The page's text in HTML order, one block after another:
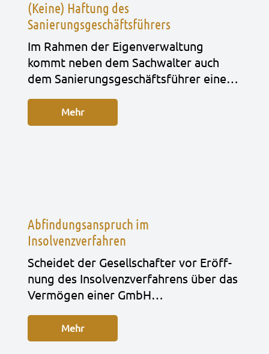
(Keine) Haftung des
Sanierungsgeschäftsführers
Im Rah­men der Eigen­ver­wal­tung
kommt neben dem Sach­wal­ter auch
dem Sanie­rungs­ge­schäfts­füh­rer eine…
Mehr
Abfindungsanspruch im
Insolvenzverfahren
Schei­det der Gesell­schaf­ter vor Eröff­
nung des Insol­venz­ver­fah­rens über das
Ver­mö­gen einer GmbH…
Mehr